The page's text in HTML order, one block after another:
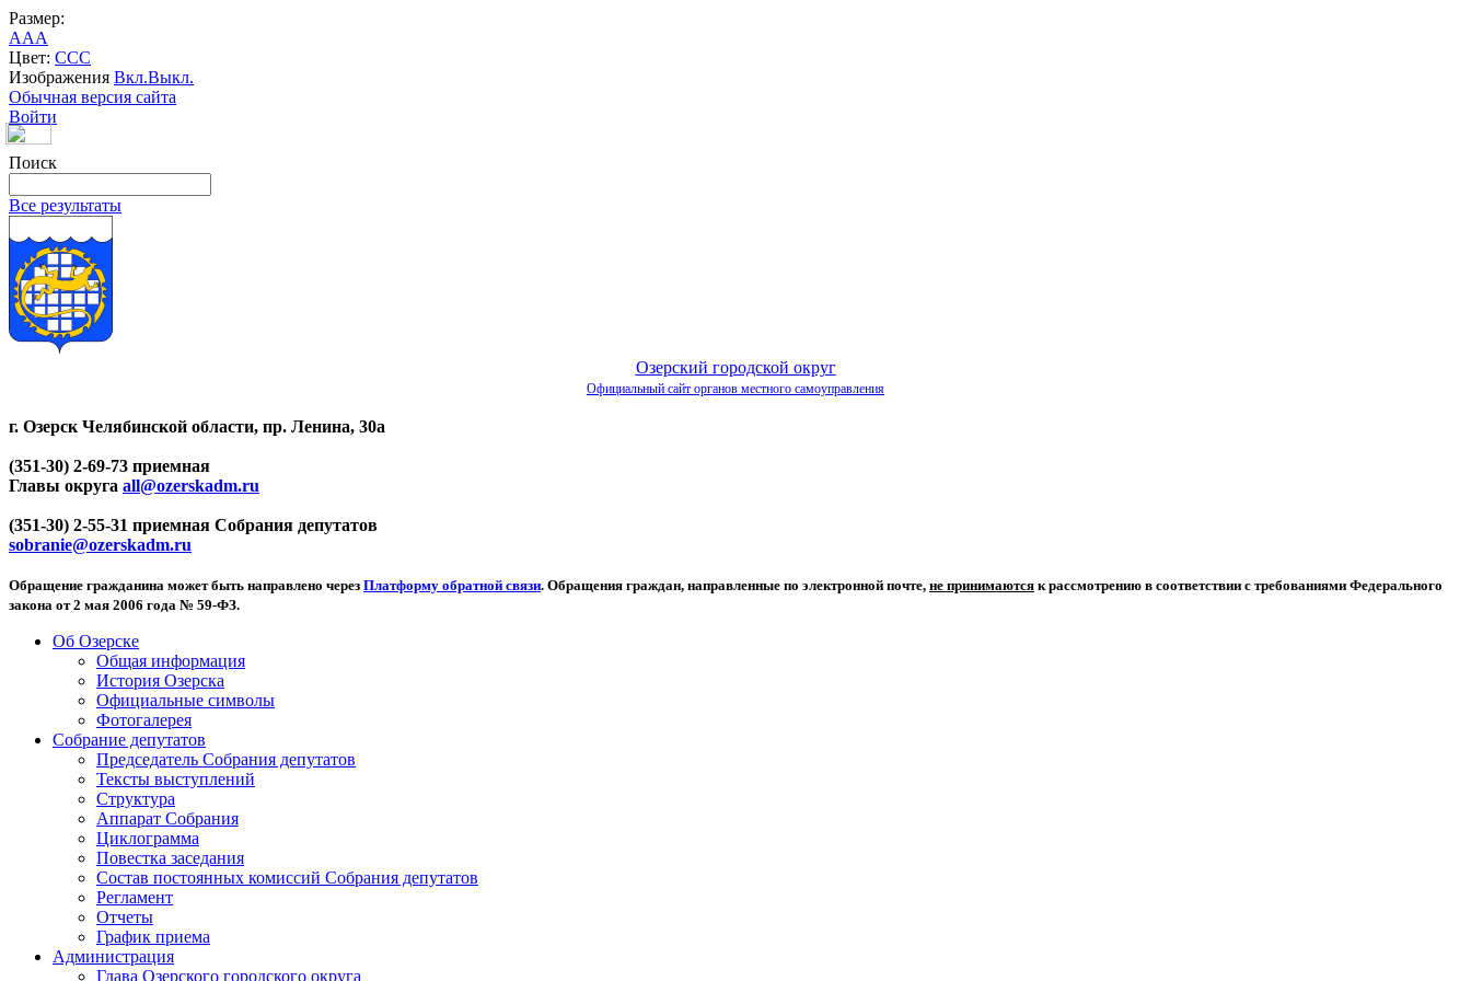
Размер:
AAA
Цвет: CCC
Изображения Вкл.Выкл.
Обычная версия сайта
Войти
Поиск
Все результаты
Озерский городской округ
Официальный сайт органов местного самоуправления
г. Озерск Челябинской области, пр. Ленина, 30а
(351-30) 2-69-73 приемная
Главы округа all@ozerskadm.ru
(351-30) 2-55-31 приемная Собрания депутатов
sobranie@ozerskadm.ru
Обращение гражданина может быть направлено через Платформу обратной связи. Обращения граждан, направленные по электронной почте, не принимаются к рассмотрению в соответствии с требованиями Федерального
закона от 2 мая 2006 года № 59-ФЗ.
Об Озерске
Общая информация
История Озерска
Официальные символы
Фотогалерея
Собрание депутатов
Председатель Собрания депутатов
Тексты выступлений
Структура
Аппарат Собрания
Циклограмма
Повестка заседания
Состав постоянных комиссий Собрания депутатов
Регламент
Отчеты
График приема
Администрация
Глава Озерского городского округа